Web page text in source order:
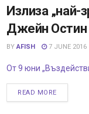
Излиза „най-
Джейн Остин
BY AFISH 7 JUNE 2016
От 9 юни
READ MORE